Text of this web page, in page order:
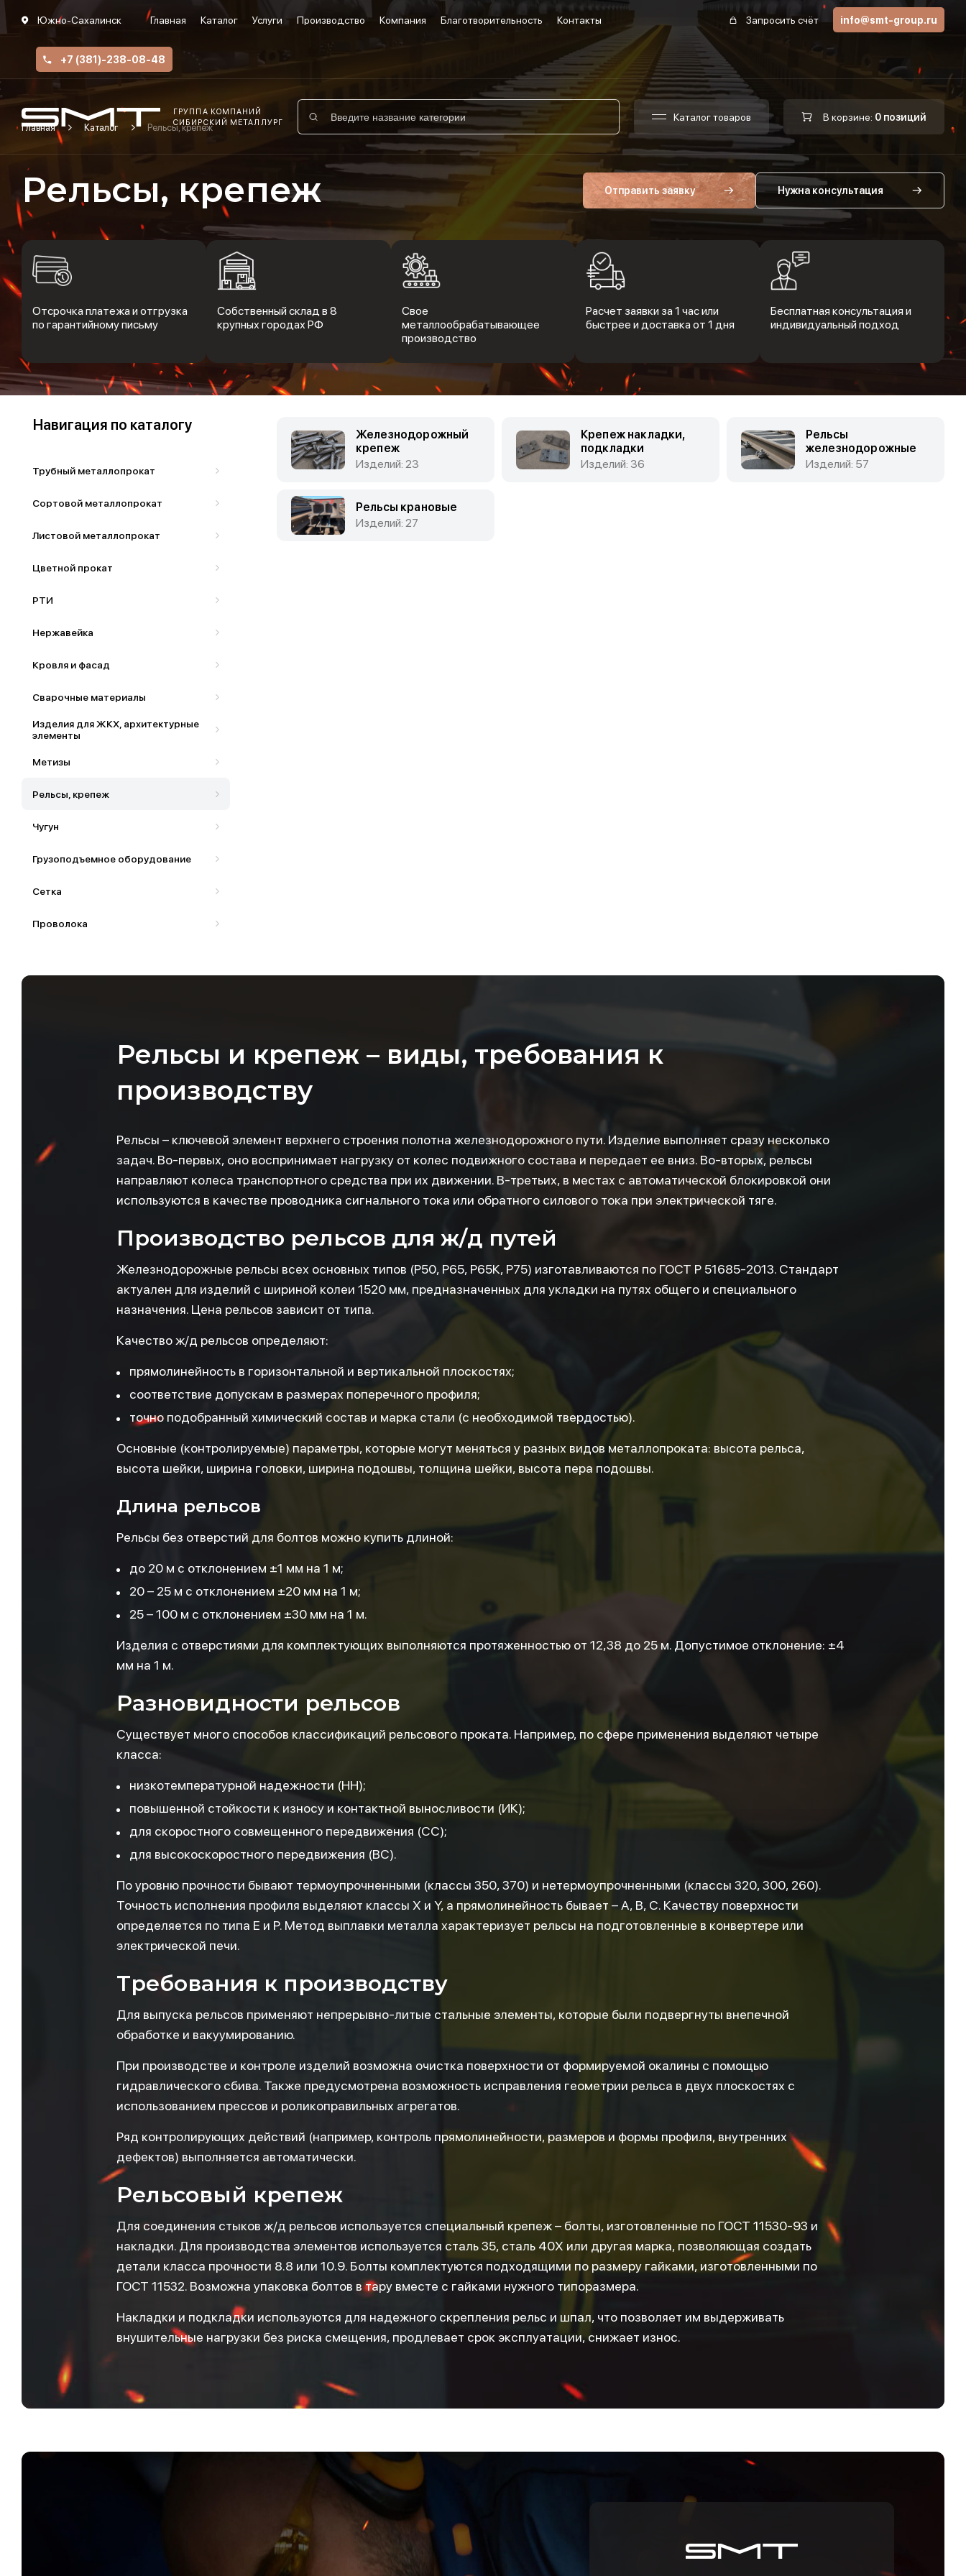
Южно-Сахалинск Главная Каталог Услуги Производство Компания Благотворительность Контакты Запросить счёт info@smt-group.ru
+7 (381)-238-08-48
ГРУППА КОМПАНИЙ
СИБИРСКИЙ МЕТАЛЛУРГ
Каталог товаров В корзине: 0 позиций
Главная Каталог Рельсы, крепеж
Рельсы, крепеж Отправить заявку Нужна консультация
Отсрочка платежа и отгрузка
по гарантийному письму
Собственный склад в 8
крупных городах РФ
Свое
металлообрабатывающее
производство
Расчет заявки за 1 час или
быстрее и доставка от 1 дня
Бесплатная консультация и
индивидуальный подход
Навигация по каталогу
Трубный металлопрокат
Сортовой металлопрокат
Листовой металлопрокат
Цветной прокат
РТИ
Нержавейка
Кровля и фасад
Сварочные материалы
Изделия для ЖКХ, архитектурные
элементы
Метизы
Рельсы, крепеж
Чугун
Грузоподъемное оборудование
Сетка
Проволока
Железнодорожный
крепеж
Изделий: 23
Крепеж накладки,
подкладки
Изделий: 36
Рельсы
железнодорожные
Изделий: 57
Рельсы крановые
Изделий: 27
Рельсы и крепеж – виды, требования к
производству
Рельсы – ключевой элемент верхнего строения полотна железнодорожного пути. Изделие выполняет сразу несколько
задач. Во-первых, оно воспринимает нагрузку от колес подвижного состава и передает ее вниз. Во-вторых, рельсы
направляют колеса транспортного средства при их движении. В-третьих, в местах с автоматической блокировкой они
используются в качестве проводника сигнального тока или обратного силового тока при электрической тяге.
Производство рельсов для ж/д путей
Железнодорожные рельсы всех основных типов (Р50, Р65, Р65К, Р75) изготавливаются по ГОСТ Р 51685-2013. Стандарт
актуален для изделий с шириной колеи 1520 мм, предназначенных для укладки на путях общего и специального
назначения. Цена рельсов зависит от типа.
Качество ж/д рельсов определяют:
прямолинейность в горизонтальной и вертикальной плоскостях;
соответствие допускам в размерах поперечного профиля;
точно подобранный химический состав и марка стали (с необходимой твердостью).
Основные (контролируемые) параметры, которые могут меняться у разных видов металлопроката: высота рельса,
высота шейки, ширина головки, ширина подошвы, толщина шейки, высота пера подошвы.
Длина рельсов
Рельсы без отверстий для болтов можно купить длиной:
до 20 м с отклонением ±1 мм на 1 м;
20 – 25 м с отклонением ±20 мм на 1 м;
25 – 100 м с отклонением ±30 мм на 1 м.
Изделия с отверстиями для комплектующих выполняются протяженностью от 12,38 до 25 м. Допустимое отклонение: ±4
мм на 1 м.
Разновидности рельсов
Существует много способов классификаций рельсового проката. Например, по сфере применения выделяют четыре
класса:
низкотемпературной надежности (НН);
повышенной стойкости к износу и контактной выносливости (ИК);
для скоростного совмещенного передвижения (СС);
для высокоскоростного передвижения (ВС).
По уровню прочности бывают термоупрочненными (классы 350, 370) и нетермоупрочненными (классы 320, 300, 260).
Точность исполнения профиля выделяют классы Х и Y, а прямолинейность бывает – А, В, С. Качеству поверхности
определяется по типа Е и Р. Метод выплавки металла характеризует рельсы на подготовленные в конвертере или
электрической печи.
Требования к производству
Для выпуска рельсов применяют непрерывно-литые стальные элементы, которые были подвергнуты внепечной
обработке и вакуумированию.
При производстве и контроле изделий возможна очистка поверхности от формируемой окалины с помощью
гидравлического сбива. Также предусмотрена возможность исправления геометрии рельса в двух плоскостях с
использованием прессов и роликоправильных агрегатов.
Ряд контролирующих действий (например, контроль прямолинейности, размеров и формы профиля, внутренних
дефектов) выполняется автоматически.
Рельсовый крепеж
Для соединения стыков ж/д рельсов используется специальный крепеж – болты, изготовленные по ГОСТ 11530-93 и
накладки. Для производства элементов используется сталь 35, сталь 40Х или другая марка, позволяющая создать
детали класса прочности 8.8 или 10.9. Болты комплектуются подходящими по размеру гайками, изготовленными по
ГОСТ 11532. Возможна упаковка болтов в тару вместе с гайками нужного типоразмера.
Накладки и подкладки используются для надежного скрепления рельс и шпал, что позволяет им выдерживать
внушительные нагрузки без риска смещения, продлевает срок эксплуатации, снижает износ.